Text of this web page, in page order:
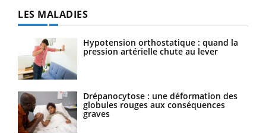
LES MALADIES
Hypotension orthostatique : quand la
pression artérielle chute au lever
Drépanocytose : une déformation des
globules rouges aux conséquences
graves